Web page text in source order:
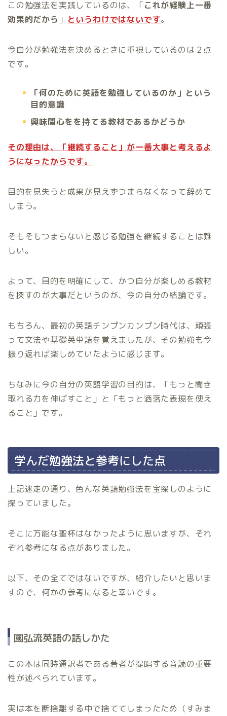
この勉強法を実践しているのは、「これが経験上一番
効果的だから 」 というわけではないです。
今自分が勉強法を決めるときに重視しているのは２点
です。
「何のために英語を勉強しているのか」という
目的意識
興味関心をを持てる教材であるかどうか
その理由は、「継続すること」が一番大事と考えるよ
うになったからです。
目的を見失うと成果が見えずつまらなくなって辞めて
しまう。
そもそもつまらないと感じる勉強を継続することは難
しい。
よって、目的を明確にして、かつ自分が楽しめる教材
を探すのが大事だというのが、今の自分の結論です。
もちろん、最初の英語チンプンカンプン時代は、頑張
って文法や基礎英単語を覚えましたが、その勉強も今
振り返れば楽しめていたように感じます。
ちなみに今の自分の英語学習の目的は、「もっと聞き
取れる力を伸ばすこと」と「もっと洒落た表現を使え
ること」です。
学んだ勉強法と参考にした点
上記迷走の通り、色んな英語勉強法を宝探しのように
探っていました。
そこに万能な聖杯はなかったように思いますが、それ
ぞれ参考になる点がありました。
以下、その全てではないですが、紹介したいと思いま
すので、何かの参考になると幸いです。
國弘流英語の話しかた
この本は同時通訳者である著者が提唱する音読の重要
性が述べられています。
実は本を断捨離する中で捨ててしまったため（すみま